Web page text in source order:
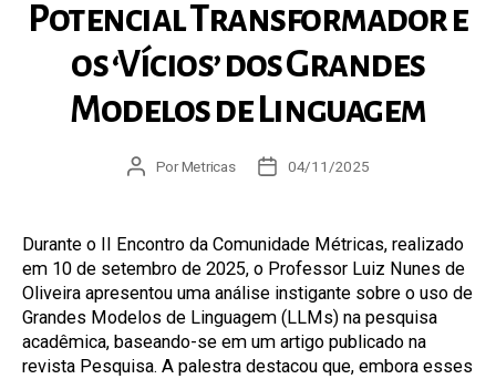
Potencial Transformador e
os ‘Vícios’ dos Grandes
Modelos de Linguagem
AutorPorMetricas
Data04/11/2025
Durante o II Encontro da Comunidade Métricas, realizado
em 10 de setembro de 2025, o Professor Luiz Nunes de
Oliveira apresentou uma análise instigante sobre o uso de
Grandes Modelos de Linguagem (LLMs) na pesquisa
acadêmica, baseando-se em um artigo publicado na
revista Pesquisa. A palestra destacou que, embora esses